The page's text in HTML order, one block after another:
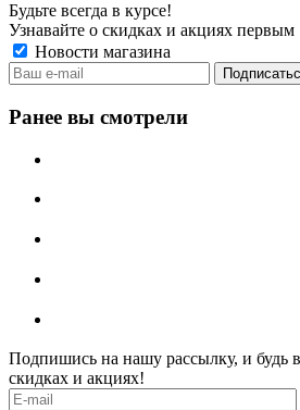
Будьте всегда в курсе!
Узнавайте о скидках и акциях первым
Новости магазина
Ранее вы смотрели
Подпишись на нашу рассылку, и будь
скидках и акциях!